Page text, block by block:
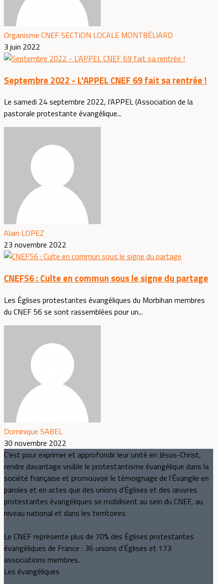
Organisme CNEF SECTION LOCALE MONTBÉLIARD
3 juin 2022
Septembre 2022 - L'APPEL CNEF 69 fait sa rentrée !
Le samedi 24 septembre 2022, l’APPEL (Association de la
pastorale protestante évangélique...
Alain LOPEZ
23 novembre 2022
CNEF56 : Culte en commun sous le signe du partage
Les Églises protestantes évangéliques du Morbihan membres
du CNEF 56 se sont rassemblées pour un...
Dominique SABEL
30 novembre 2022
C’est pour exprimer et approfondir leur unité en Jésus-Christ,
rendre davantage visible le protestantisme évangélique dans la
société française et promouvoir le témoignage de l’Évangile en
paroles et en actes que des unions d’Églises et des œuvres
protestantes évangéliques se mobilisent au sein du CNEF, au
niveau national et dans les territoires.
Le CNEF représente plus de 70% des Églises protestantes
évangéliques de France : 36 unions d'Églises et 173
associations membres.
Les évangéliques